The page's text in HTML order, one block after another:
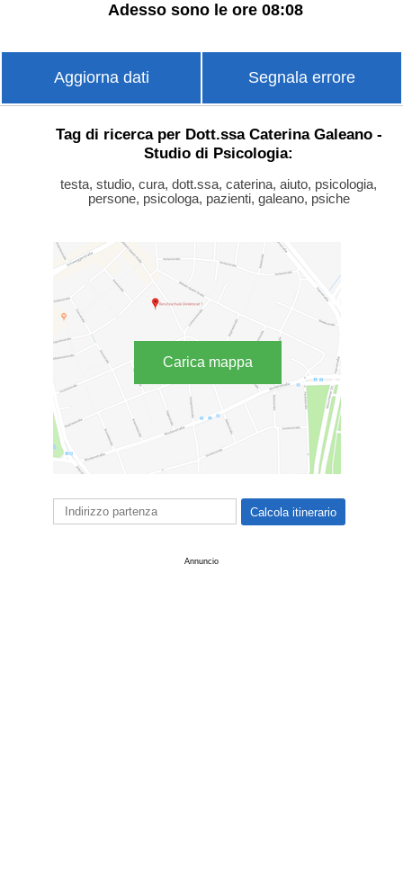
Adesso sono le ore 08:08
Aggiorna dati Segnala errore
Tag di ricerca per Dott.ssa Caterina Galeano -
Studio di Psicologia:
testa, studio, cura, dott.ssa, caterina, aiuto, psicologia,
persone, psicologa, pazienti, galeano, psiche
Carica mappa
Annuncio